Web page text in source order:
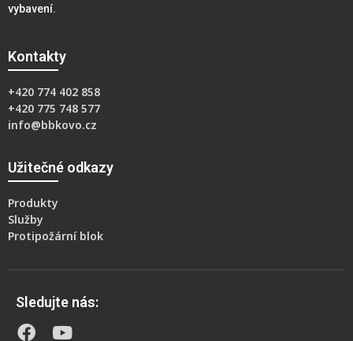
vybavení.
Kontakty
+420 774 402 858
+420 775 748 577
info@bbkovo.cz
Užitečné odkazy
Produkty
Služby
Protipožární blok
Sledujte nás: